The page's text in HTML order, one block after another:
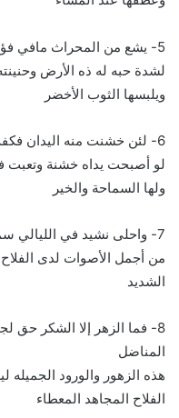
5- يشع من المحراث مافي فؤاده من النار يستحيي بها كل ماحل
لشدة حبه له ذه الأرض
ويلبسها الثوب الأخضر
6- لئن خشنت منه اليدان فكفه سماح وان الجود يبسط الأنامل
لو أصبحت يداه خشنة وتعبت
ولها السماحة والخير
7- واحلى نشيد في الليالي سماعه نشيد غيوم الأفق تهجي بوابل
من أجمل الأصوات لدى
الشديد
8- فما الزهر إلا الشكر
المناضل
هذه الزهور والورود
الفلاح المجاهد المعطاء